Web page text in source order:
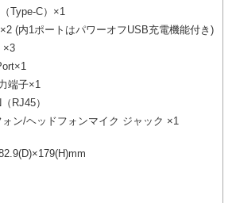
（Type-C）×1
(内1ポートはパワーオフUSB充電機能付き)
×3
端子×1
RJ45）
ォン/ヘッドフォンマイク ジャック ×1